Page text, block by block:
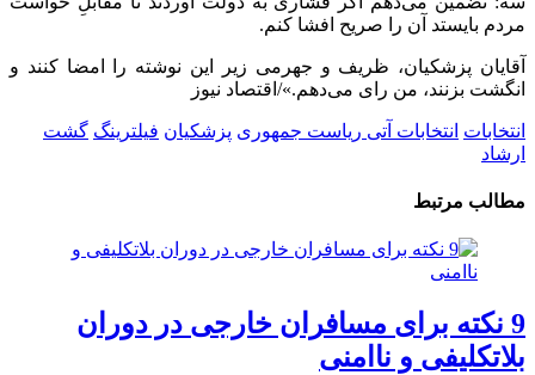
مردم بایستد آن را صریح افشا کنم.
آقایان پزشکیان، ظریف و جهرمی زیر این نوشته را امضا کنند و
انگشت بزنند، من رای می‌دهم.»/اقتصاد نیوز
انتخابات انتخابات آتی ریاست جمهوری پزشکیان فیلترینگ گشت
ارشاد
مطالب مرتبط
9 نکته برای مسافران خارجی در دوران
بلاتکلیفی و ناامنی